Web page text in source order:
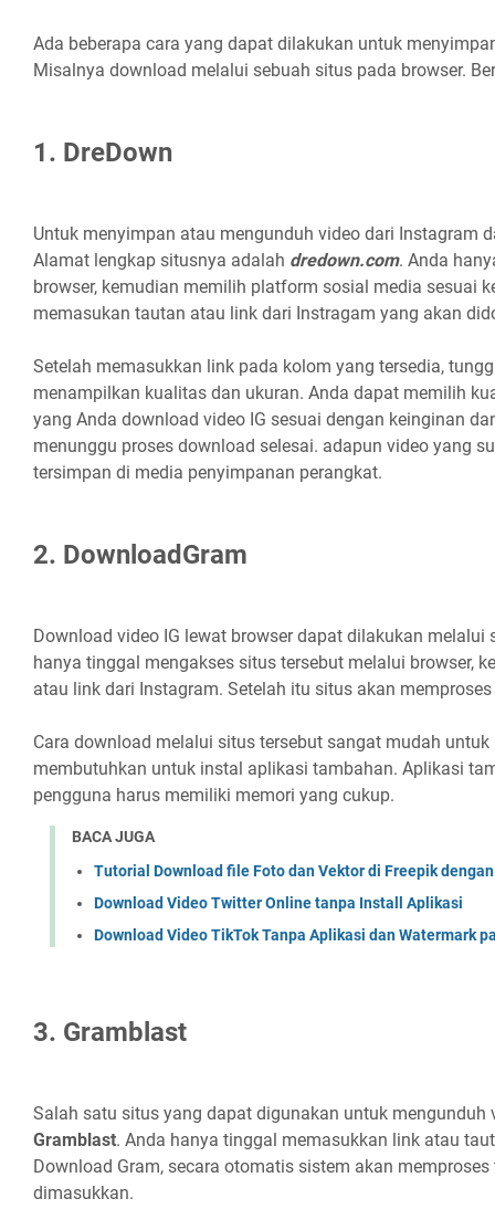
Ada beberapa cara yang dapat dilakukan untuk
Misalnya download melalui sebuah situs pada browser.
1. DreDown
Untuk menyimpan atau mengunduh video dari Instagram
Alamat lengkap situsnya adalah dredown.com. Anda
browser, kemudian memilih platform sosial media sesuai
memasukan tautan atau link dari Instragam yang akan
Setelah memasukkan link pada kolom yang tersedia,
menampilkan kualitas dan ukuran. Anda dapat memilih
yang Anda download video IG sesuai dengan keinginan
menunggu proses download selesai. adapun video yang
tersimpan di media penyimpanan perangkat.
2. DownloadGram
Download video IG lewat browser dapat dilakukan melalui
hanya tinggal mengakses situs tersebut melalui browser,
atau link dari Instagram. Setelah itu situs akan
Cara download melalui situs tersebut sangat mudah
membutuhkan untuk instal aplikasi tambahan. Aplikasi
pengguna harus memiliki memori yang cukup.
BACA JUGA
Tutorial Download file Foto dan Vektor di Freepik
Download Video Twitter Online tanpa Install Aplikasi
Download Video TikTok Tanpa Aplikasi dan Watermark
3. Gramblast
Salah satu situs yang dapat digunakan untuk mengunduh
Gramblast. Anda hanya tinggal memasukkan link atau
Download Gram, secara otomatis sistem akan
dimasukkan.